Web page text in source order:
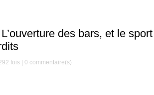
des bars, et le
fois | 0 commentaire(s)